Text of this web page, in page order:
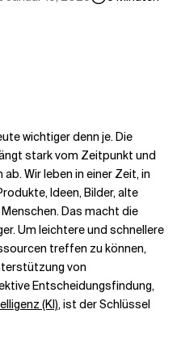
wichtiger denn je. Die
stark vom Zeitpunkt und
Wir leben in einer Zeit, in
Ideen, Bilder, alte
Das macht die
Um leichtere und schnellere
treffen zu können,
von
Entscheidungsfindung,
(KI), ist der Schlüssel